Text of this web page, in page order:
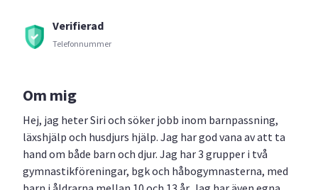
Verifierad
Telefonnummer
Om mig
Hej, jag heter Siri och söker jobb inom barnpassning,
läxshjälp och husdjurs hjälp. Jag har god vana av att ta
hand om både barn och djur. Jag har 3 grupper i två
gymnastikföreningar, bgk och håbogymnasterna, med